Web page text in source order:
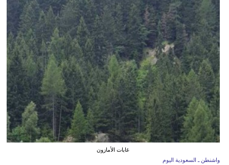
غابات الأمازون
واشنطن ـ السعودية اليوم